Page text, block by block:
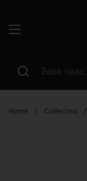
Menu openen
Home / Collecties /